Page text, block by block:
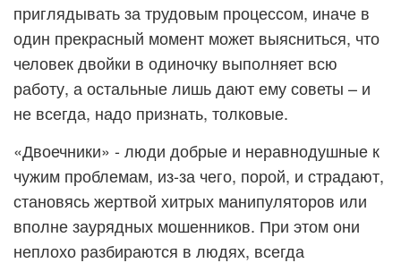
приглядывать за трудовым процессом, иначе в
один прекрасный момент может выясниться, что
человек двойки в одиночку выполняет всю
работу, а остальные лишь дают ему советы – и
не всегда, надо признать, толковые.
«Двоечники» - люди добрые и неравнодушные к
чужим проблемам, из-за чего, порой, и страдают,
становясь жертвой хитрых манипуляторов или
вполне заурядных мошенников. При этом они
неплохо разбираются в людях, всегда